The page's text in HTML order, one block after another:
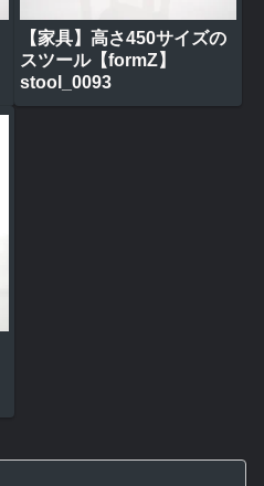
【家具】高さ450サイズの
スツール【formZ】
stool_0093